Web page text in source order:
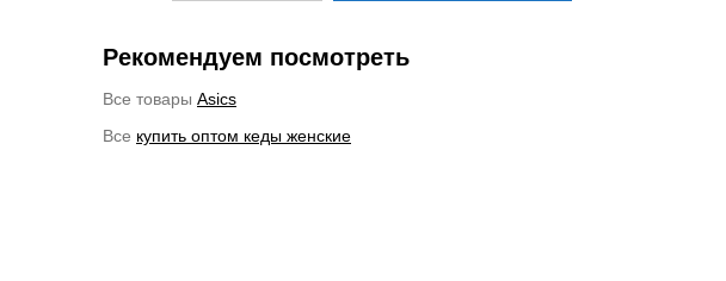
Рекомендуем посмотреть
Все товары Asics
Все купить оптом кеды женские